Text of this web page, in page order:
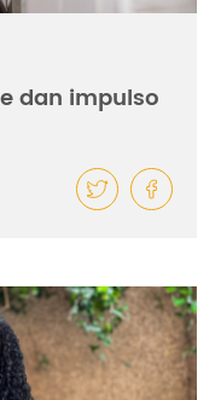
dan impulso